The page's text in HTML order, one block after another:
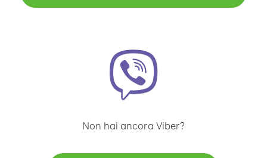
Non hai ancora Viber?